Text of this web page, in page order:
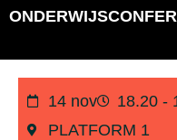
14 nov
18.20 -
PLATFORM 1